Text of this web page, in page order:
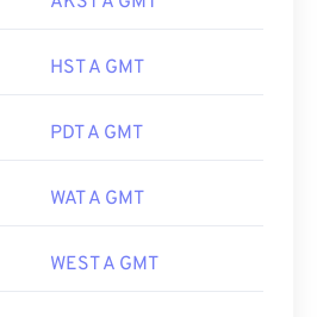
HST A GMT
PDT A GMT
WAT A GMT
WEST A GMT